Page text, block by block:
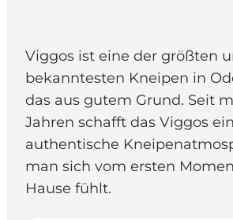
Viggos ist eine der größten
bekanntesten Kneipen in
das aus gutem Grund. Seit
Jahren schafft das Viggos
authentische
man sich vom ersten
Hause fühlt.